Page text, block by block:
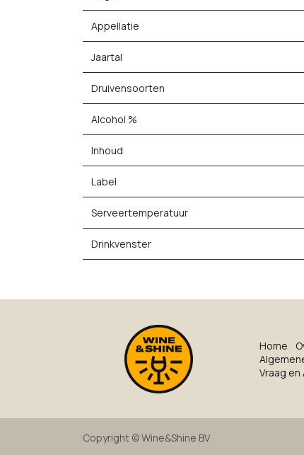
Appellatie
Jaartal
Druivensoorten
Alcohol %
Inhoud
Label
Serveertemperatuur
Drinkvenster
Ho​me
Vraag
Copyright ©Wine&Shine BV